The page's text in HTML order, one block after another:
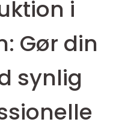
i
Gør din
synlig